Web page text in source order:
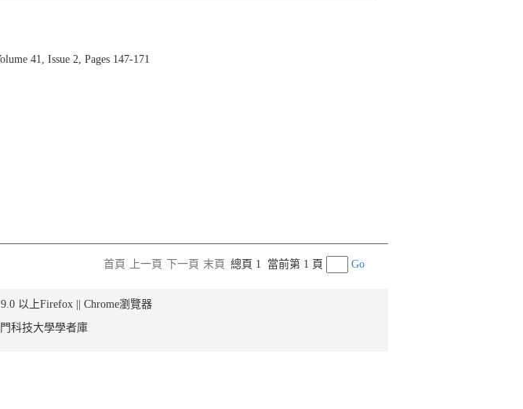
41, Issue 2, Pages 147-171
首頁
上一頁 下一頁 末頁 總頁 1 當前第 1 頁 Go
以上Firefox || Chrome瀏覽器
科技大學學者庫